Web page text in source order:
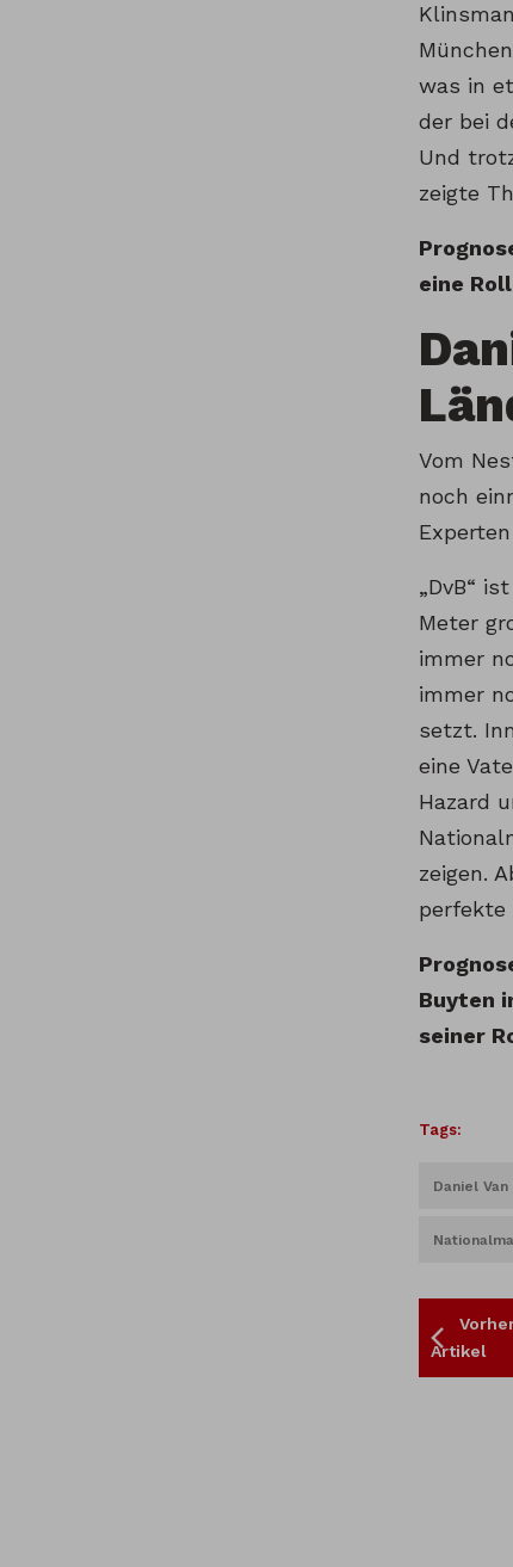
was in
der bei
Und
zeigte
eine
Vom
noch
„DvB“
Meter
immer
immer
setzt.
eine
Hazard
zeigen.
perfekte
Buyten
seiner
Tags:
Daniel
Artikel